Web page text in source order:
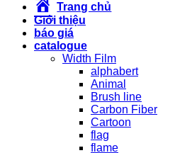
Trang chủ
Giới thiệu
báo giá
catalogue
Width Film
alphabert
Animal
Brush line
Carbon Fiber
Cartoon
flag
flame